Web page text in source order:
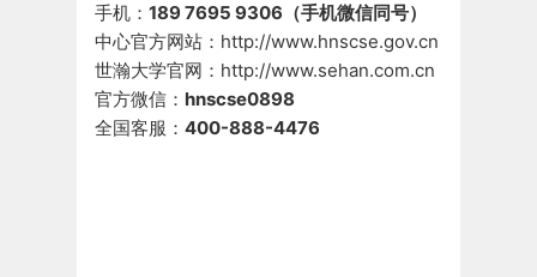
手机： 189 7695 9306（手机微信同号）
中心官方网站：http://www.hnscse.gov.cn
世瀚大学官网：http://www.sehan.com.cn
官方微信： hnscse0898
全国客服： 400-888-4476